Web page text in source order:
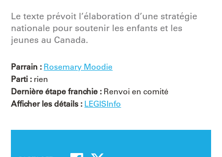
Le texte prévoit l’élaboration d’une stratégie
nationale pour soutenir les enfants et les
jeunes au Canada.
Parrain : Rosemary Moodie
Parti : rien
Dernière étape franchie : Renvoi en comité
Afficher les détails : LEGISInfo